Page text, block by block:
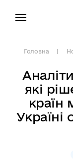
Головна
які
країн
Україні